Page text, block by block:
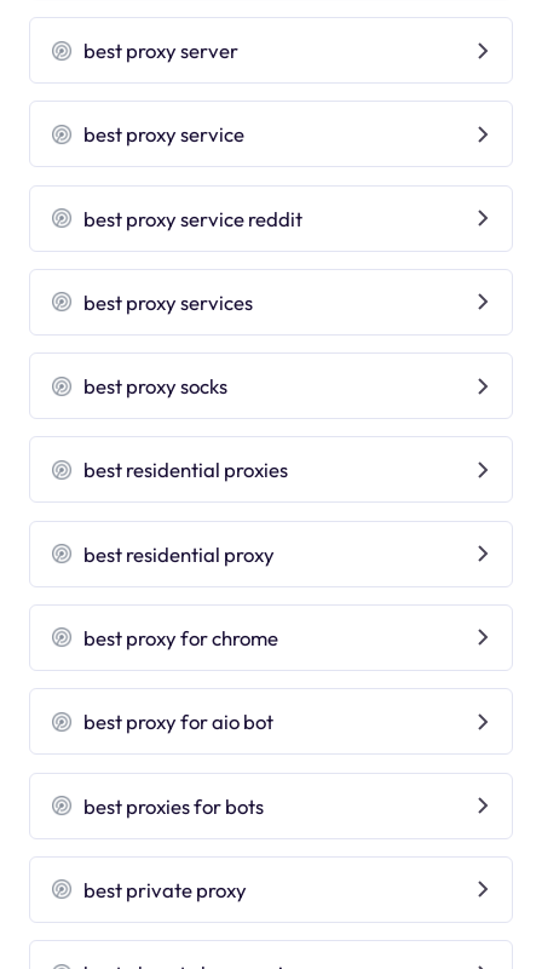
best proxy server
best proxy service
best proxy service reddit
best proxy services
best proxy socks
best residential proxies
best residential proxy
best proxy for chrome
best proxy for aio bot
best proxies for bots
best private proxy